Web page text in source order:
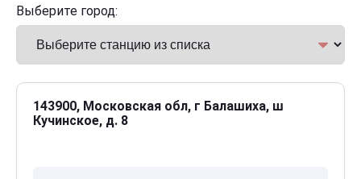
Выберите город:
143900, Московская обл, г Балашиха, ш
Кучинское, д. 8